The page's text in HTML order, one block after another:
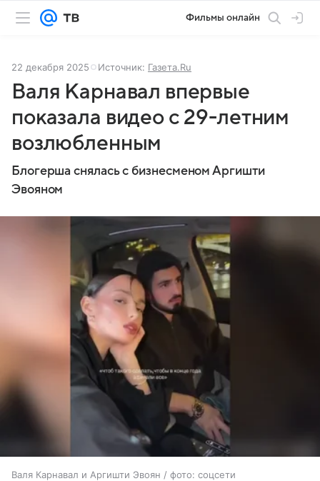
Фильмы онлайн
22 декабря 2025 Источник: Газета.Ru
Валя Карнавал впервые
показала видео с 29-летним
возлюбленным
Блогерша снялась с бизнесменом Аргишти
Эвояном
Валя Карнавал и Аргишти Эвоян / фото: соцсети